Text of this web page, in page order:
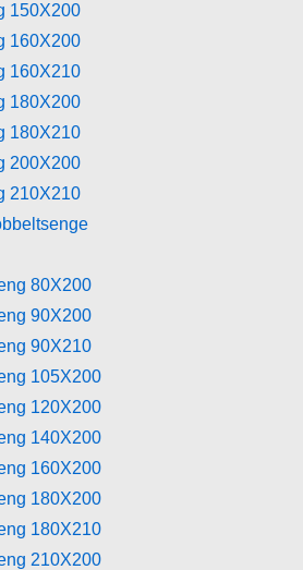
150X200
160X200
160X210
180X200
180X210
200X200
210X210
80X200
90X200
90X210
105X200
120X200
140X200
160X200
180X200
180X210
210X200